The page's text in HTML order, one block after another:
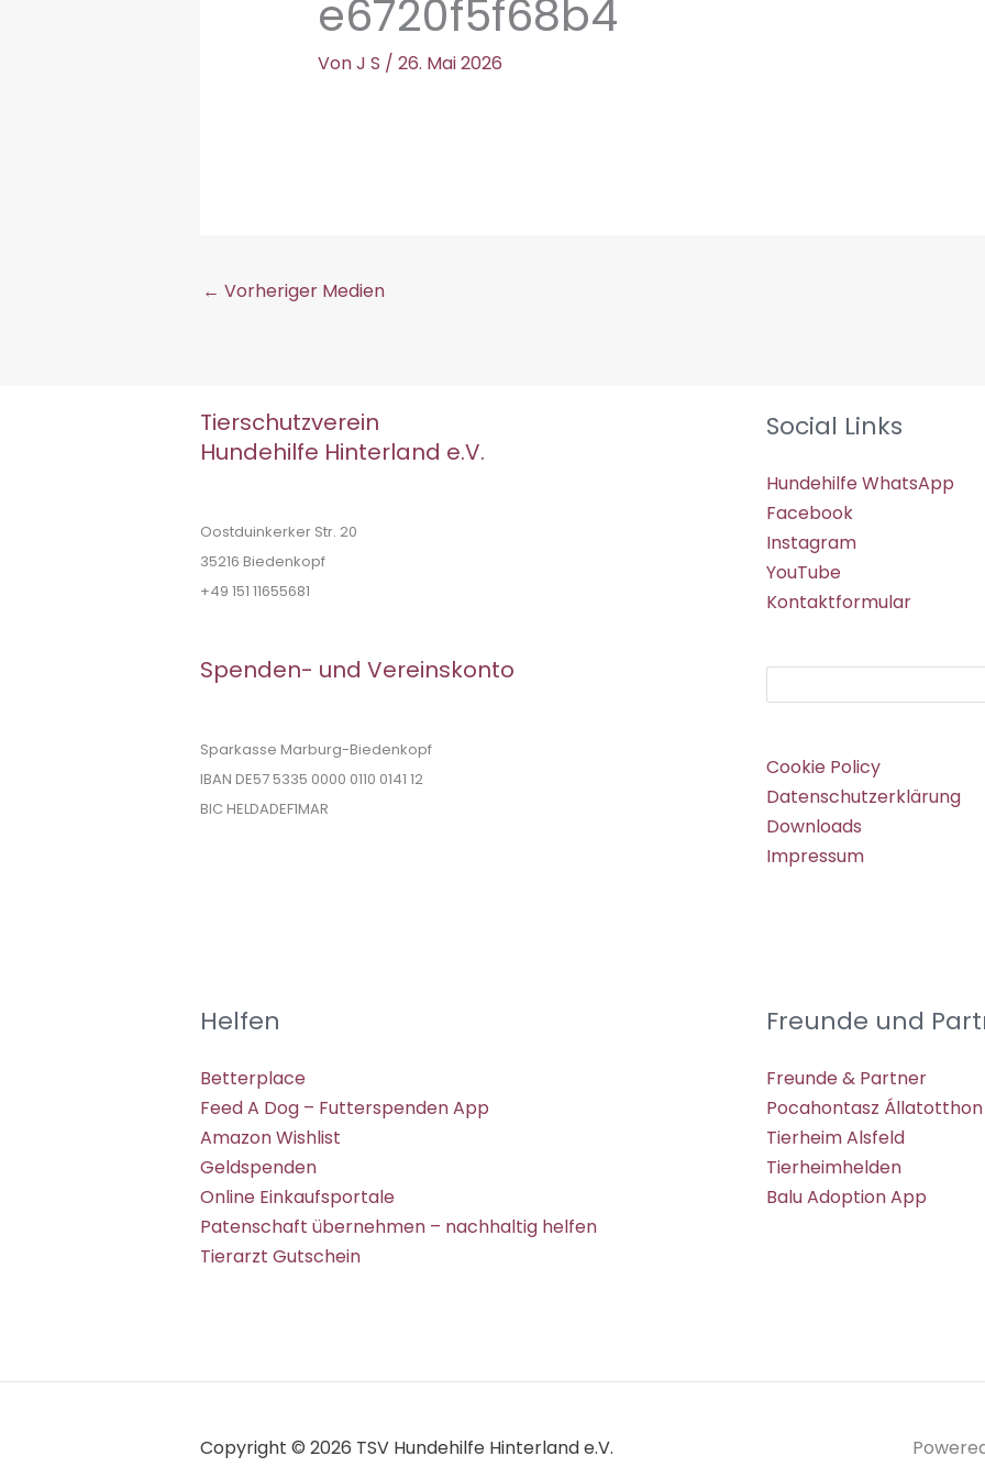
e6720f5f68b4
VonJ S / 26. Mai 2026
← Vorheriger Medien
Tierschutzverein
Hundehilfe Hinterland e.V.
Oostduinkerker Str. 20
35216 Biedenkopf
+49 151 11655681
Spenden- und Vereinskonto
Sparkasse Marburg-Biedenkopf
IBAN DE57 5335 0000 0110 0141 12
BIC HELDADEF1MAR
Social Links
Hundehilfe WhatsApp
Facebook
Instagram
YouTube
Kontaktformular
Cookie Policy
Datenschutzerklärung
Downloads
Impressum
Helfen
Betterplace
Feed A Dog – Futterspenden App
Amazon Wishlist
Geldspenden
Online Einkaufsportale
Patenschaft übernehmen – nachhaltig helfen
Tierarzt Gutschein
Freunde und
Freunde & Partner
Pocahontasz Állatotthon
Tierheim Alsfeld
Tierheimhelden
Balu Adoption App
Copyright © 2026 TSV Hundehilfe Hinterland e.V.